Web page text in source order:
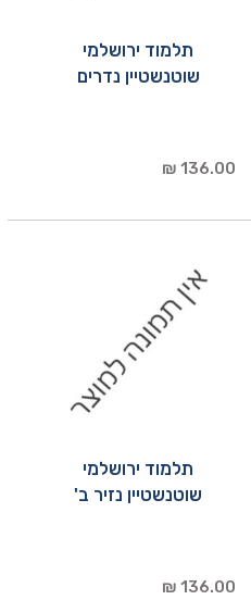
תלמוד ירושלמי
שוטנשטיין נדרים
136.00 ₪
תלמוד ירושלמי
שוטנשטיין נזיר ב'
136.00 ₪